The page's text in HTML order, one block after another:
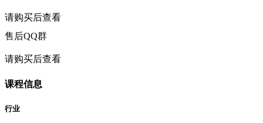
请购买后查看
售后QQ群
请购买后查看
课程信息
行业